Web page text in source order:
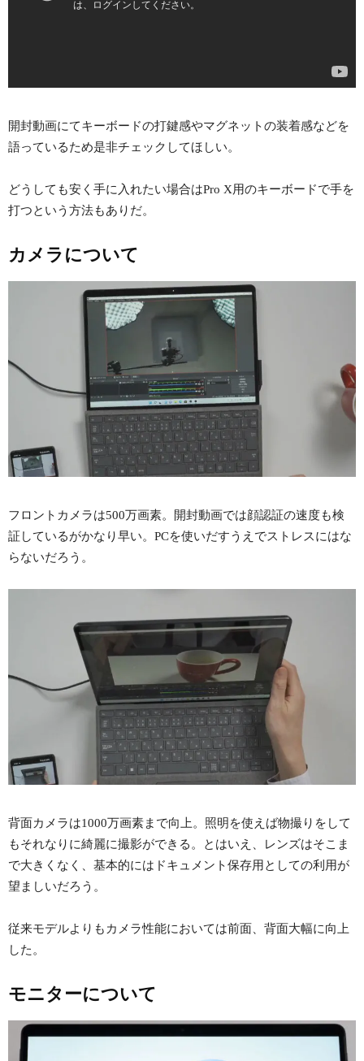
開封動画にてキーボードの打鍵感やマグネットの装着感などを
語っているため是非チェックしてほしい。
どうしても安く手に入れたい場合はPro X用のキーボードで手を
打つという方法もありだ。
カメラについて
フロントカメラは500万画素。開封動画では顔認証の速度も検
証しているがかなり早い。PCを使いだすうえでストレスにはな
らないだろう。
背面カメラは1000万画素まで向上。照明を使えば物撮りをして
もそれなりに綺麗に撮影ができる。とはいえ、レンズはそこま
で大きくなく、基本的にはドキュメント保存用としての利用が
望ましいだろう。
従来モデルよりもカメラ性能においては前面、背面大幅に向上
した。
モニターについて